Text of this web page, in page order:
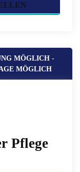
MÖGLICH -
MÖGLICH
Pflege